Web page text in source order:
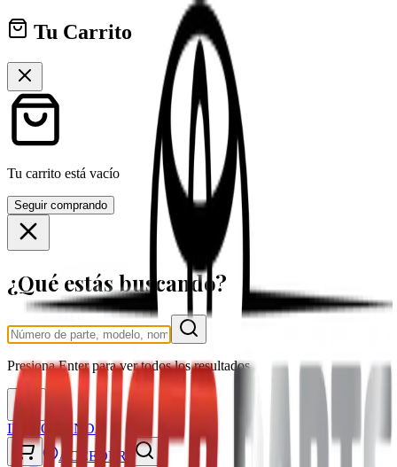
Tu Carrito
Tu carrito está vacío
Seguir comprando
¿Qué estás buscando?
PresionaEnterpara ver todos los resultados
INICIO
TIENDA
ACCEDER